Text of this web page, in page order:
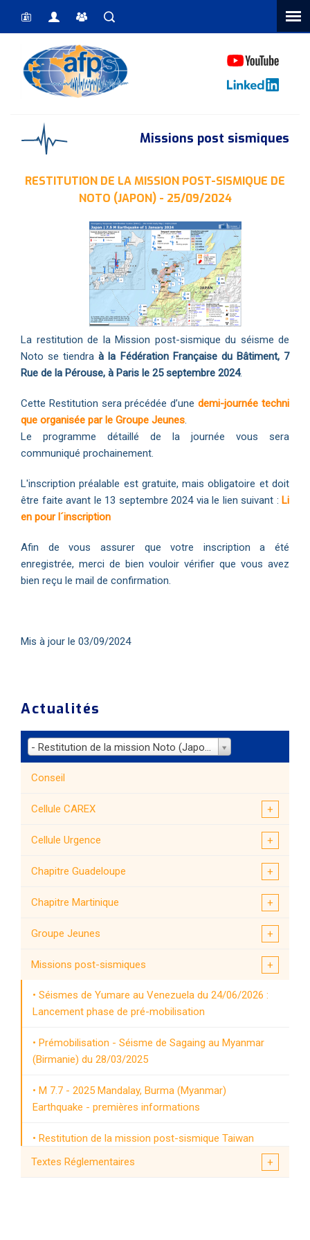
Vous êtes ici Missions post sismiques
RESTITUTION DE LA MISSION POST-SISMIQUE DE
NOTO (JAPON) - 25/09/2024
La restitution de la Mission post-sismique du séisme de
Noto se tiendra à la Fédération Française du Bâtiment, 7
Rue de la Pérouse, à Paris le 25 septembre 2024.
Cette Restitution sera précédée d’unedemi-journée techni
que organisée par le Groupe Jeunes.
Le programme détaillé de la journée vous sera
communiqué prochainement.
L'inscription préalable est gratuite, mais obligatoire et doit
être faite avant le 13 septembre 2024 via le lien suivant : Li
en pour l´inscription
Afin de vous assurer que votre inscription a été
enregistrée, merci de bien vouloir vérifier que vous avez
bien reçu le mail de confirmation.
Mis à jour le 03/09/2024
Actualités
- Restitution de la mission Noto (Japon)
Conseil
Cellule CAREX
Cellule Urgence
Chapitre Guadeloupe
Chapitre Martinique
Groupe Jeunes
Missions post-sismiques
Séismes de Yumare au Venezuela du 24/06/2026 :
Lancement phase de pré-mobilisation
Prémobilisation - Séisme de Sagaing au Myanmar
(Birmanie) du 28/03/2025
M 7.7 - 2025 Mandalay, Burma (Myanmar)
Earthquake - premières informations
Restitution de la mission post-sismique Taiwan
(séisme Hualien) - 29/11/2024
Textes Réglementaires